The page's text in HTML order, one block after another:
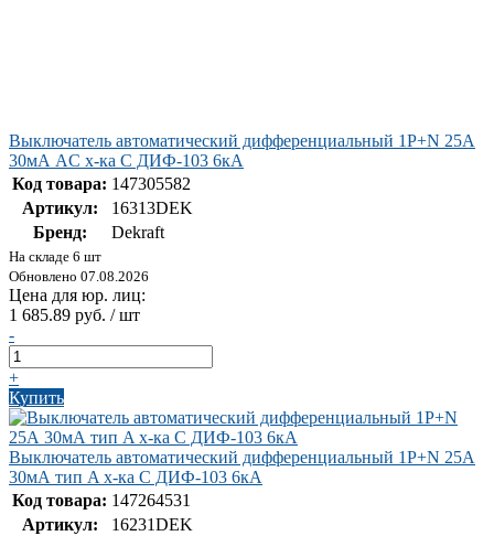
Выключатель автоматический дифференциальный 1P+N 25А
30мА AC х-ка C ДИФ-103 6кА
Код товара: 147305582
Артикул:
16313DEK
Бренд:
Dekraft
На складе 6 шт
Обновлено 07.08.2026
Цена для юр. лиц:
1 685.89 руб. / шт
-
+
Купить
Выключатель автоматический дифференциальный 1Р+N 25А
30мА тип A х-ка С ДИФ-103 6кА
Код товара: 147264531
Артикул:
16231DEK